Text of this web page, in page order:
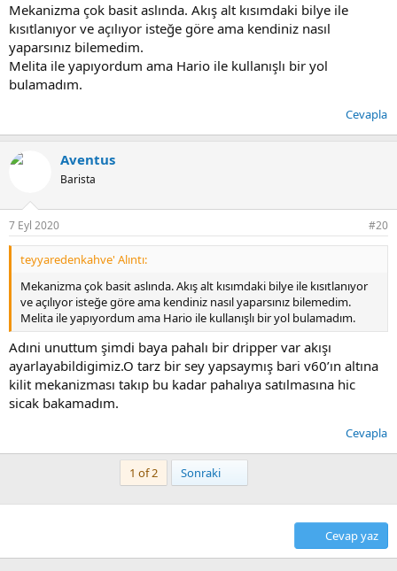
Mekanizma çok basit aslında. Akış alt kısımdaki bilye ile
kısıtlanıyor ve açılıyor isteğe göre ama kendiniz nasıl
yaparsınız bilemedim.
Melita ile yapıyordum ama Hario ile kullanışlı bir yol
bulamadım.
Cevapla
Aventus
Barista
7 Eyl 2020 #20
teyyaredenkahve' Alıntı:
Mekanizma çok basit aslında. Akış alt kısımdaki bilye ile kısıtlanıyor
ve açılıyor isteğe göre ama kendiniz nasıl yaparsınız bilemedim.
Melita ile yapıyordum ama Hario ile kullanışlı bir yol bulamadım.
Adıni unuttum şimdi baya pahalı bir dripper var akışı
ayarlayabildigimiz.O tarz bir sey yapsaymış bari v60’ın altına
kilit mekanizması takıp bu kadar pahalıya satılmasına hic
sicak bakamadım.
Cevapla
1 of 2 Sonraki
Cevap yaz